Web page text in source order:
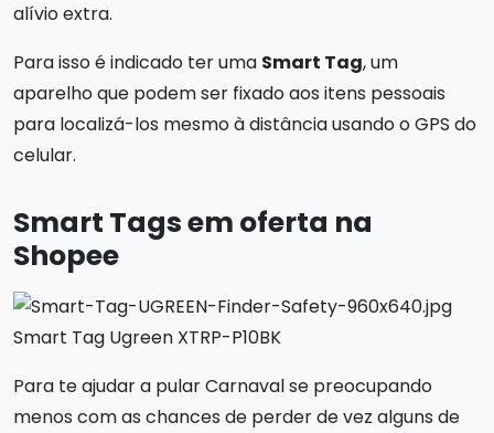
alívio extra.
Para isso é indicado ter uma Smart Tag, um
aparelho que podem ser fixado aos itens pessoais
para localizá-los mesmo à distância usando o GPS do
celular.
Smart Tags em oferta na
Shopee
Smart Tag Ugreen XTRP-P10BK
Para te ajudar a pular Carnaval se preocupando
menos com as chances de perder de vez alguns de